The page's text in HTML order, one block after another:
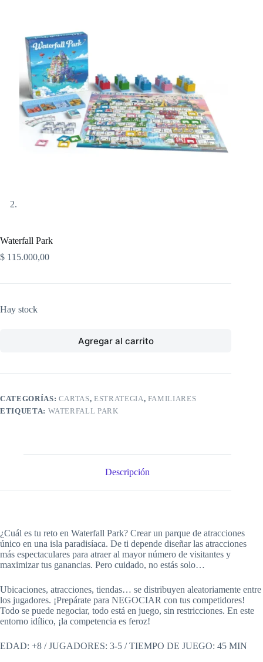
Waterfall Park
$ 115.000,00
Hay stock
Agregar al carrito
CATEGORÍAS: CARTAS,ESTRATEGIA, FAMILIARES
ETIQUETA: WATERFALL PARK
Descripción
¿Cuál es tu reto en Waterfall Park? Crear un parque de atracciones
único en una isla paradisíaca. De ti depende diseñar las atracciones
más espectaculares para atraer al mayor número de visitantes y
maximizar tus ganancias. Pero cuidado, no estás solo…
Ubicaciones, atracciones, tiendas… se distribuyen aleatoriamente entre
los jugadores. ¡Prepárate para NEGOCIAR con tus competidores!
Todo se puede negociar, todo está en juego, sin restricciones. En este
entorno idílico, ¡la competencia es feroz!
EDAD: +8 / JUGADORES: 3-5 / TIEMPO DE JUEGO: 45 MIN